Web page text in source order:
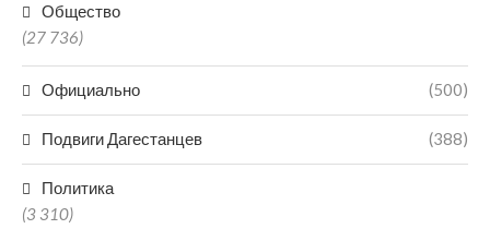
Общество
(27 736)
Официально (500)
Подвиги Дагестанцев (388)
Политика
(3 310)